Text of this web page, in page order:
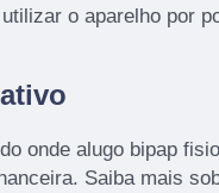
o aparelho por
onde alugo bipap
Saiba mais